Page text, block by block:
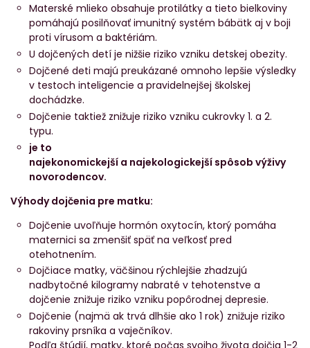
Materské mlieko obsahuje protilátky a tieto bielkoviny
pomáhajú posilňovať imunitný systém bábätk aj v boji
proti vírusom a baktériám.
U dojčených detí je nižšie riziko vzniku detskej obezity.
Dojčené deti majú preukázané omnoho lepšie výsledky
v testoch inteligencie a pravidelnejšej školskej
dochádzke.
Dojčenie taktiež znižuje riziko vzniku cukrovky 1. a 2.
typu.
je to
najekonomickejší a najekologickejší spôsob výživy
novorodencov.
Výhody dojčenia pre matku:
Dojčenie uvoľňuje hormón oxytocín, ktorý pomáha
maternici sa zmenšiť späť na veľkosť pred
otehotnením.
Dojčiace matky, väčšinou rýchlejšie zhadzujú
nadbytočné kilogramy nabraté v tehotenstve a
dojčenie znižuje riziko vzniku popôrodnej depresie.
Dojčenie (najmä ak trvá dlhšie ako 1 rok) znižuje riziko
rakoviny prsníka a vaječníkov.